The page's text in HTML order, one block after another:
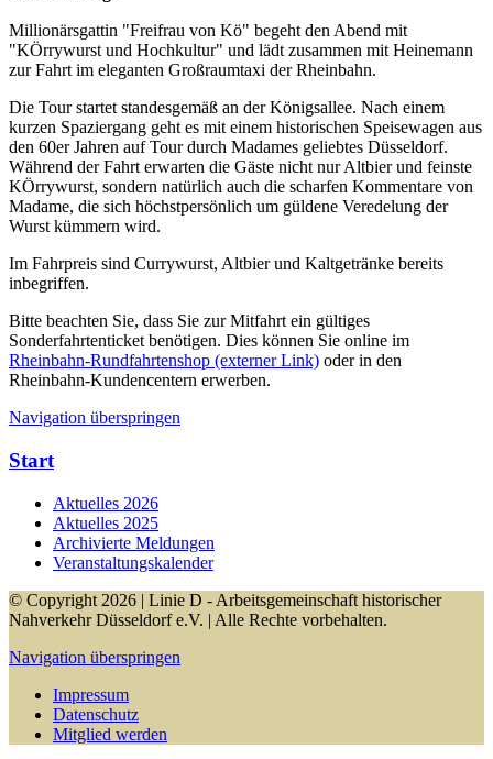
Millionärsgattin "Freifrau von Kö" begeht den Abend mit
"KÖrrywurst und Hochkultur" und lädt zusammen mit Heinemann
zur Fahrt im eleganten Großraumtaxi der Rheinbahn.
Die Tour startet standesgemäß an der Königsallee. Nach einem
kurzen Spaziergang geht es mit einem historischen Speisewagen aus
den 60er Jahren auf Tour durch Madames geliebtes Düsseldorf.
Während der Fahrt erwarten die Gäste nicht nur Altbier und feinste
KÖrrywurst, sondern natürlich auch die scharfen Kommentare von
Madame, die sich höchstpersönlich um güldene Veredelung der
Wurst kümmern wird.
Im Fahrpreis sind Currywurst, Altbier und Kaltgetränke bereits
inbegriffen.
Bitte beachten Sie, dass Sie zur Mitfahrt ein gültiges
Sonderfahrtenticket benötigen. Dies können Sie online im
Rheinbahn-Rundfahrtenshop (externer Link) oder in den
Rheinbahn-Kundencentern erwerben.
Navigation überspringen
Start
Aktuelles 2026
Aktuelles 2025
Archivierte Meldungen
Veranstaltungskalender
© Copyright 2026 | Linie D - Arbeitsgemeinschaft historischer
Nahverkehr Düsseldorf e.V. | Alle Rechte vorbehalten.
Navigation überspringen
Impressum
Datenschutz
Mitglied werden